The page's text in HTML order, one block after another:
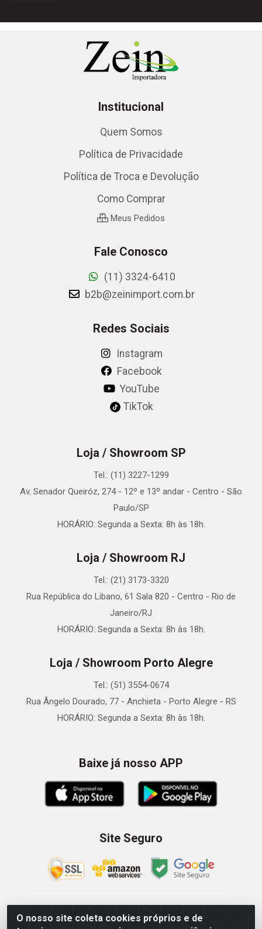
O nosso site coleta cookies próprios e de
Institucional
Quem Somos
Política de Privacidade
Política de Troca e Devolução
Como Comprar
Meus Pedidos
Fale Conosco
(11) 3324-6410
b2b@zeinimport.com.br
Redes Sociais
Instagram
Facebook
YouTube
TikTok
Loja / Showroom SP
Tel.: (11) 3227-1299
Av. Senador Queiróz, 274 - 12º e 13º andar - Centro - São
Paulo/SP
HORÁRIO: Segunda a Sexta: 8h às 18h.
Loja / Showroom RJ
Tel.: (21) 3173-3320
Rua República do Libano, 61 Sala 820 - Centro - Rio de
Janeiro/RJ
HORÁRIO: Segunda a Sexta: 8h às 18h.
Loja / Showroom Porto Alegre
Tel.: (51) 3554-0674
Rua Ângelo Dourado, 77 - Anchieta - Porto Alegre - RS
HORÁRIO: Segunda a Sexta: 8h às 18h.
Baixe já nosso APP
Site Seguro
Zein Importação e Comércio LTDA - Av. Senador Queiróz, 274